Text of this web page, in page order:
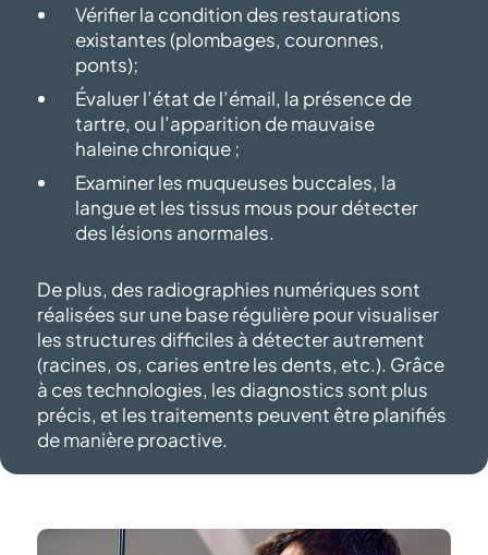
Vérifier la condition des restaurations
existantes (plombages, couronnes,
ponts);
Évaluer l’état de l’émail, la présence de
tartre, ou l’apparition de mauvaise
haleine chronique ;
Examiner les muqueuses buccales, la
langue et les tissus mous pour détecter
des lésions anormales.
De plus, des radiographies numériques sont
réalisées sur une base régulière pour visualiser
les structures difficiles à détecter autrement
(racines, os, caries entre les dents, etc.). Grâce
à ces technologies, les diagnostics sont plus
précis, et les traitements peuvent être planifiés
demanière proactive.